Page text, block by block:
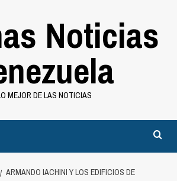
Noticias
MEJOR DE LAS NOTICIAS
ARMANDO IACHINI Y LOS EDIFICIOS DE